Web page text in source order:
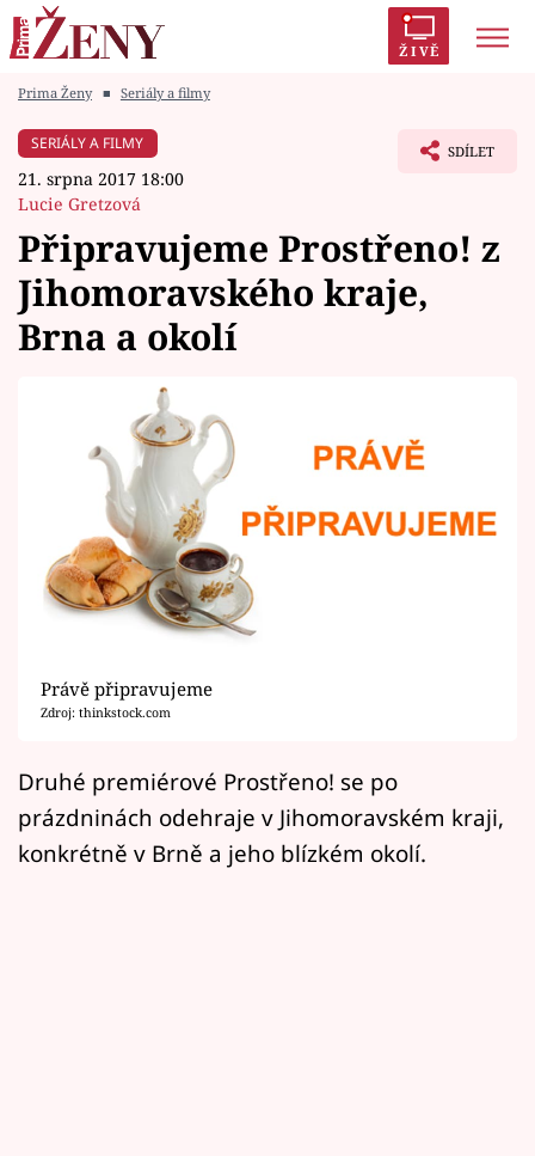
ŽIVĚ
Módní alarm
Témata
Celebrity
Seriály
Horoskopy
Sledujte prima+
Pořady
Mámy sobě
Přihlášení
Prima Ženy ■ Seriály a filmy
SERIÁLY A FILMY
21. srpna 2017 18:00
Lucie Gretzová
SDÍLET
Připravujeme Prostřeno! z
Jihomoravského kraje,
Brna a okolí
Právě připravujeme
Zdroj: thinkstock.com
Druhé premiérové Prostřeno! se po
prázdninách odehraje v Jihomoravském kraji,
konkrétně v Brně a jeho blízkém okolí.